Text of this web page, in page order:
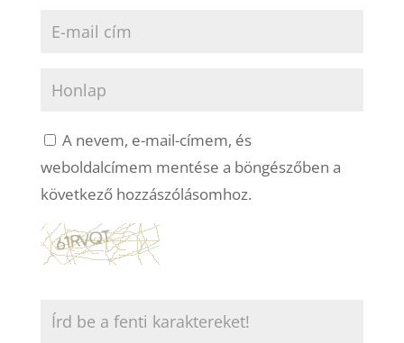
A nevem, e-mail-címem, és
weboldalcímem mentése a böngészőben a
következő hozzászólásomhoz.